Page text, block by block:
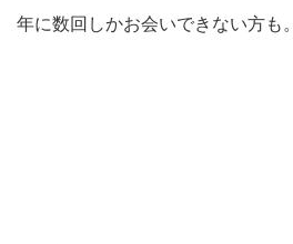
年に数回しかお会いできない方も。